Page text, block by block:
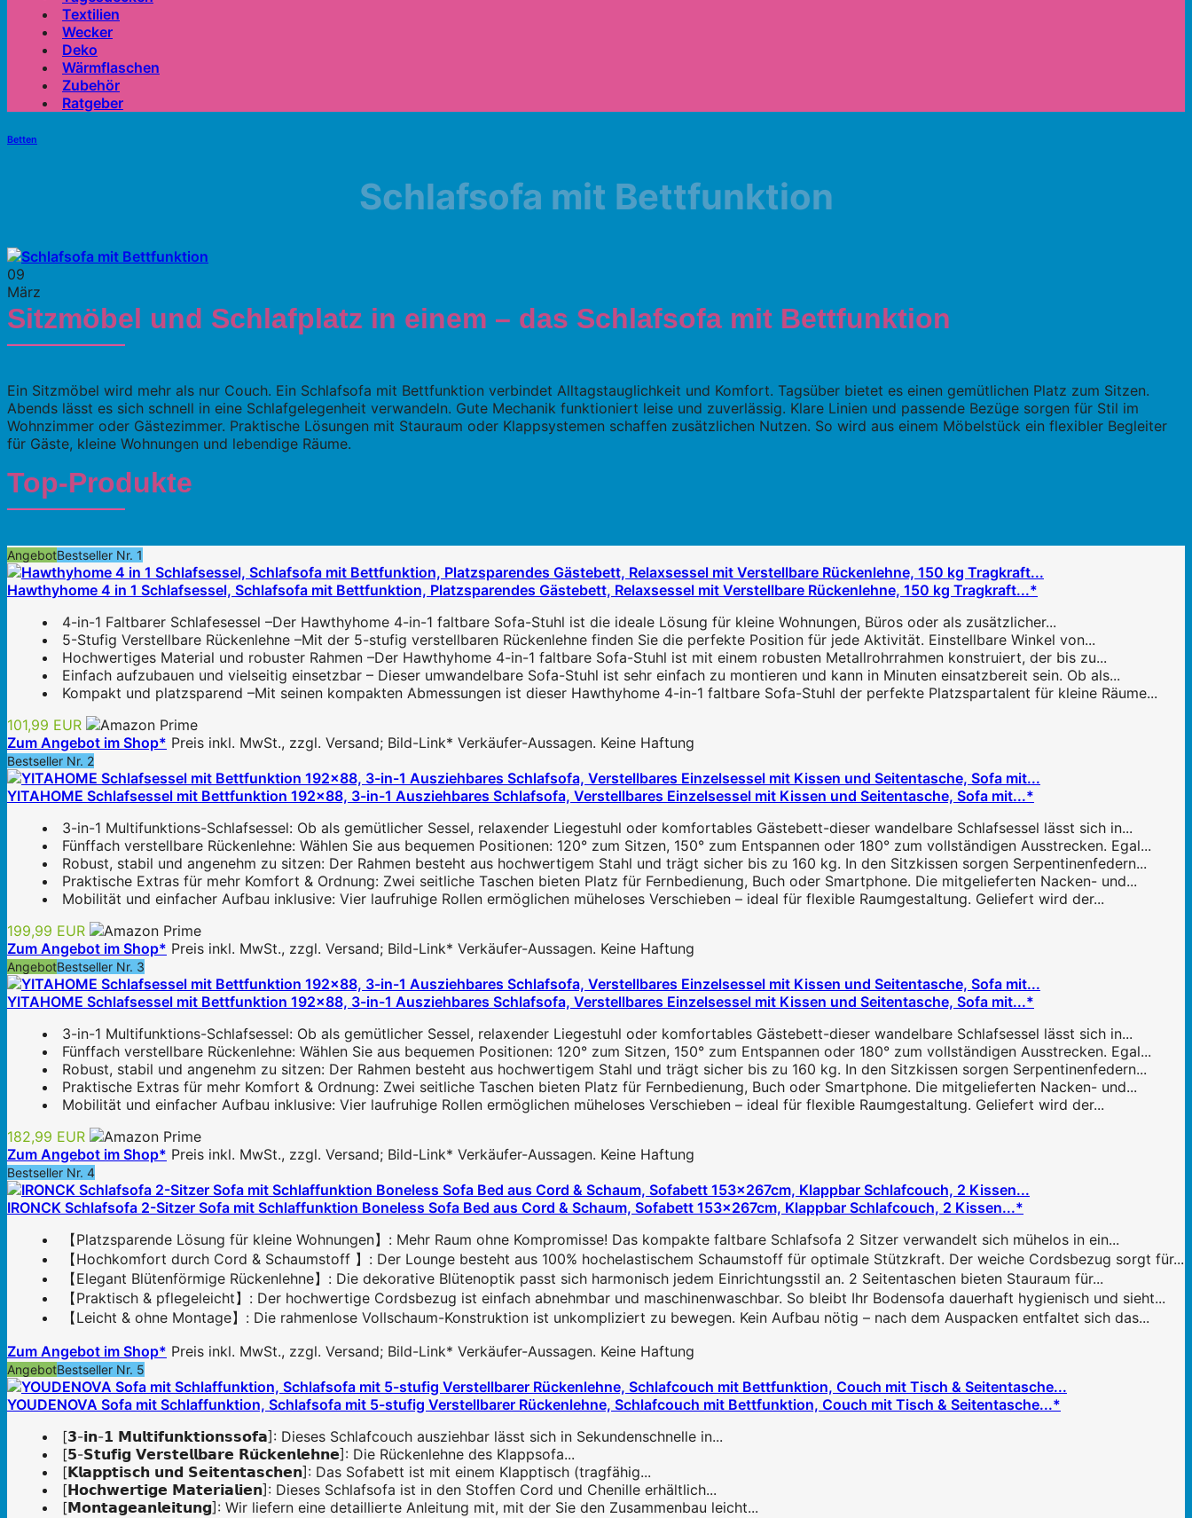
Textilien
Wecker
Deko
Wärmflaschen
Zubehör
Ratgeber
Betten
Schlafsofa mit Bettfunktion
09
März
Sitzmöbel und Schlafplatz in einem – das Schlafsofa mit Bettfunktion
Ein Sitzmöbel wird mehr als nur Couch. Ein Schlafsofa mit Bettfunktion verbindet Alltagstauglichkeit und Komfort. Tagsüber bietet es einen gemütlichen Platz zum Sitzen.
Abends lässt es sich schnell in eine Schlafgelegenheit verwandeln. Gute Mechanik funktioniert leise und zuverlässig. Klare Linien und passende Bezüge sorgen für Stil im
Wohnzimmer oder Gästezimmer. Praktische Lösungen mit Stauraum oder Klappsystemen schaffen zusätzlichen Nutzen. So wird aus einem Möbelstück ein flexibler Begleiter
für Gäste, kleine Wohnungen und lebendige Räume.
Top-Produkte
AngebotBestseller Nr. 1
Hawthyhome 4 in 1 Schlafsessel, Schlafsofa mit Bettfunktion, Platzsparendes Gästebett, Relaxsessel mit Verstellbare Rückenlehne, 150 kg Tragkraft...*
4-in-1 Faltbarer Schlafesessel –Der Hawthyhome 4-in-1 faltbare Sofa-Stuhl ist die ideale Lösung für kleine Wohnungen, Büros oder als zusätzlicher...
5-Stufig Verstellbare Rückenlehne –Mit der 5-stufig verstellbaren Rückenlehne finden Sie die perfekte Position für jede Aktivität. Einstellbare Winkel von...
Hochwertiges Material und robuster Rahmen –Der Hawthyhome 4-in-1 faltbare Sofa-Stuhl ist mit einem robusten Metallrohrrahmen konstruiert, der bis zu...
Einfach aufzubauen und vielseitig einsetzbar – Dieser umwandelbare Sofa-Stuhl ist sehr einfach zu montieren und kann in Minuten einsatzbereit sein. Ob als...
Kompakt und platzsparend –Mit seinen kompakten Abmessungen ist dieser Hawthyhome 4-in-1 faltbare Sofa-Stuhl der perfekte Platzspartalent für kleine Räume...
101,99 EUR
Zum Angebot im Shop* Preis inkl. MwSt., zzgl. Versand; Bild-Link* Verkäufer-Aussagen. Keine Haftung
Bestseller Nr. 2
YITAHOME Schlafsessel mit Bettfunktion 192×88, 3-in-1 Ausziehbares Schlafsofa, Verstellbares Einzelsessel mit Kissen und Seitentasche, Sofa mit...*
3-in-1 Multifunktions-Schlafsessel: Ob als gemütlicher Sessel, relaxender Liegestuhl oder komfortables Gästebett-dieser wandelbare Schlafsessel lässt sich in...
Fünffach verstellbare Rückenlehne: Wählen Sie aus bequemen Positionen: 120° zum Sitzen, 150° zum Entspannen oder 180° zum vollständigen Ausstrecken. Egal...
Robust, stabil und angenehm zu sitzen: Der Rahmen besteht aus hochwertigem Stahl und trägt sicher bis zu 160 kg. In den Sitzkissen sorgen Serpentinenfedern...
Praktische Extras für mehr Komfort & Ordnung: Zwei seitliche Taschen bieten Platz für Fernbedienung, Buch oder Smartphone. Die mitgelieferten Nacken- und...
Mobilität und einfacher Aufbau inklusive: Vier laufruhige Rollen ermöglichen müheloses Verschieben – ideal für flexible Raumgestaltung. Geliefert wird der...
199,99 EUR
Zum Angebot im Shop* Preis inkl. MwSt., zzgl. Versand; Bild-Link* Verkäufer-Aussagen. Keine Haftung
AngebotBestseller Nr. 3
YITAHOME Schlafsessel mit Bettfunktion 192×88, 3-in-1 Ausziehbares Schlafsofa, Verstellbares Einzelsessel mit Kissen und Seitentasche, Sofa mit...*
3-in-1 Multifunktions-Schlafsessel: Ob als gemütlicher Sessel, relaxender Liegestuhl oder komfortables Gästebett-dieser wandelbare Schlafsessel lässt sich in...
Fünffach verstellbare Rückenlehne: Wählen Sie aus bequemen Positionen: 120° zum Sitzen, 150° zum Entspannen oder 180° zum vollständigen Ausstrecken. Egal...
Robust, stabil und angenehm zu sitzen: Der Rahmen besteht aus hochwertigem Stahl und trägt sicher bis zu 160 kg. In den Sitzkissen sorgen Serpentinenfedern...
Praktische Extras für mehr Komfort & Ordnung: Zwei seitliche Taschen bieten Platz für Fernbedienung, Buch oder Smartphone. Die mitgelieferten Nacken- und...
Mobilität und einfacher Aufbau inklusive: Vier laufruhige Rollen ermöglichen müheloses Verschieben – ideal für flexible Raumgestaltung. Geliefert wird der...
182,99 EUR
Zum Angebot im Shop* Preis inkl. MwSt., zzgl. Versand; Bild-Link* Verkäufer-Aussagen. Keine Haftung
Bestseller Nr. 4
IRONCK Schlafsofa 2-Sitzer Sofa mit Schlaffunktion Boneless Sofa Bed aus Cord & Schaum, Sofabett 153x267cm, Klappbar Schlafcouch, 2 Kissen...*
【Platzsparende Lösung für kleine Wohnungen】: Mehr Raum ohne Kompromisse! Das kompakte faltbare Schlafsofa 2 Sitzer verwandelt sich mühelos in ein...
【Hochkomfort durch Cord & Schaumstoff 】: Der Lounge besteht aus 100% hochelastischem Schaumstoff für optimale Stützkraft. Der weiche Cordsbezug sorgt für...
【Elegant Blütenförmige Rückenlehne】: Die dekorative Blütenoptik passt sich harmonisch jedem Einrichtungsstil an. 2 Seitentaschen bieten Stauraum für...
【Praktisch & pflegeleicht】: Der hochwertige Cordsbezug ist einfach abnehmbar und maschinenwaschbar. So bleibt Ihr Bodensofa dauerhaft hygienisch und sieht...
【Leicht & ohne Montage】: Die rahmenlose Vollschaum-Konstruktion ist unkompliziert zu bewegen. Kein Aufbau nötig – nach dem Auspacken entfaltet sich das...
Zum Angebot im Shop* Preis inkl. MwSt., zzgl. Versand; Bild-Link* Verkäufer-Aussagen. Keine Haftung
AngebotBestseller Nr. 5
YOUDENOVA Sofa mit Schlaffunktion, Schlafsofa mit 5-stufig Verstellbarer Rückenlehne, Schlafcouch mit Bettfunktion, Couch mit Tisch & Seitentasche...*
[𝟯-𝗶𝗻-𝟭 𝗠𝘂𝗹𝘁𝗶𝗳𝘂𝗻𝗸𝘁𝗶𝗼𝗻𝘀𝘀𝗼𝗳𝗮]: Dieses Schlafcouch ausziehbar lässt sich in Sekundenschnelle in...
[𝟱-𝗦𝘁𝘂𝗳𝗶𝗴 𝗩𝗲𝗿𝘀𝘁𝗲𝗹𝗹𝗯𝗮𝗿𝗲 𝗥𝘂̈𝗰𝗸𝗲𝗻𝗹𝗲𝗵𝗻𝗲]: Die Rückenlehne des Klappsofa...
[𝗞𝗹𝗮𝗽𝗽𝘁𝗶𝘀𝗰𝗵 𝘂𝗻𝗱 𝗦𝗲𝗶𝘁𝗲𝗻𝘁𝗮𝘀𝗰𝗵𝗲𝗻]: Das Sofabett ist mit einem Klapptisch (tragfähig...
[𝗛𝗼𝗰𝗵𝘄𝗲𝗿𝘁𝗶𝗴𝗲 𝗠𝗮𝘁𝗲𝗿𝗶𝗮𝗹𝗶𝗲𝗻]: Dieses Schlafsofa ist in den Stoffen Cord und Chenille erhältlich...
[𝗠𝗼𝗻𝘁𝗮𝗴𝗲𝗮𝗻𝗹𝗲𝗶𝘁𝘂𝗻𝗴]: Wir liefern eine detaillierte Anleitung mit, mit der Sie den Zusammenbau leicht...